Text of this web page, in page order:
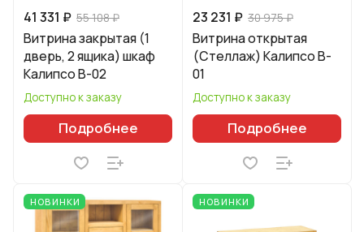
41 331 ₽ 55 108 ₽
Витрина закрытая (1
дверь, 2 ящика) шкаф
Калипсо B-02
Доступно к заказу
Подробнее
23 231 ₽ 30 975 ₽
Витрина открытая
(Стеллаж) Калипсо B-
01
Доступно к заказу
Подробнее
НОВИНКИ НОВИНКИ